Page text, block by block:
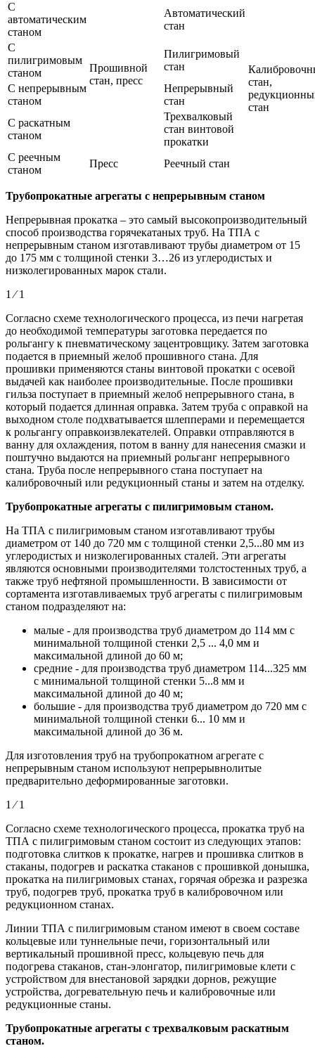
С
автоматическим
станом
Прошивной
стан, пресс
Автоматический
стан
стан,
стан
С
пилигримовым
станом
Пилигримовый
стан
С непрерывным
станом
Непрерывный
стан
С раскатным
станом
Трехвалковый
стан винтовой
прокатки
С реечным
станом
Пресс Реечный стан
Трубопрокатные агрегаты с непрерывным станом
Непрерывная прокатка – это самый высокопроизводительный
способ производства горячекатаных труб. На ТПА с
непрерывным станом изготавливают трубы диаметром от 15
до 175 мм с толщиной стенки 3…26 из углеродистых и
низколегированных марок стали.
1 ⁄ 1
Согласно схеме технологического процесса, из печи нагретая
до необходимой температуры заготовка передается по
рольгангу к пневматическому зацентровщику. Затем заготовка
подается в приемный желоб прошивного стана. Для
прошивки применяются станы винтовой прокатки с осевой
выдачей как наиболее производительные. После прошивки
гильза поступает в приемный желоб непрерывного стана, в
который подается длинная оправка. Затем труба с оправкой на
выходном столе подхватывается шлепперами и перемещается
к рольгангу оправкоизвлекателей. Оправки отправляются в
ванну для охлаждения, потом в ванну для нанесения смазки и
поштучно выдаются на приемный рольганг непрерывного
стана. Труба после непрерывного стана поступает на
калибровочный или редукционный станы и затем на отделку.
Трубопрокатные агрегаты с пилигримовым станом.
На ТПА с пилигримовым станом изготавливают трубы
диаметром от 140 до 720 мм с толщиной стенки 2,5...80 мм из
углеродистых и низколегированных сталей. Эти агрегаты
являются основными производителями толстостенных труб, а
также труб нефтяной промышленности. В зависимости от
сортамента изготавливаемых труб агрегаты с пилигримовым
станом подразделяют на:
малые - для производства труб диаметром до 114 мм с
минимальной толщиной стенки 2,5 ... 4,0 мм и
максимальной длиной до 60 м;
средние - для производства труб диаметром 114...325 мм
с минимальной толщиной стенки 5...8 мм и
максимальной длиной до 40 м;
большие - для производства труб диаметром до 720 мм с
минимальной толщиной стенки 6... 10 мм и
максимальной длиной до 36 м.
Для изготовления труб на трубопрокатном агрегате с
непрерывным станом используют непрерывнолитые
предварительно деформированные заготовки.
1 ⁄ 1
Согласно схеме технологического процесса, прокатка труб на
ТПА с пилигримовым станом состоит из следующих этапов:
подготовка слитков к прокатке, нагрев и прошивка слитков в
стаканы, подогрев и раскатка стаканов с прошивкой донышка,
прокатка на пилигримовых станах, горячая обрезка и разрезка
труб, подогрев труб, прокатка труб в калибровочном или
редукционном станах.
Линии ТПА с пилигримовым станом имеют в своем составе
кольцевые или туннельные печи, горизонтальный или
вертикальный прошивной пресс, кольцевую печь для
подогрева стаканов, стан-элонгатор, пилигримовые клети с
устройством для внестановой зарядки дорнов, режущие
устройства, догревательную печь и калибровочные или
редукционные станы.
Трубопрокатные агрегаты с трехвалковым раскатным
станом.